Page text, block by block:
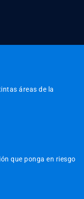
áreas de la
que ponga en riesgo